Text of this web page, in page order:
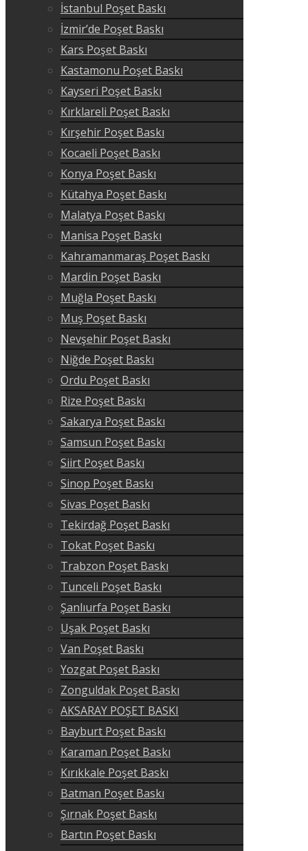
İstanbul Poşet Baskı
İzmir’de Poşet Baskı
Kars Poşet Baskı
Kastamonu Poşet Baskı
Kayseri Poşet Baskı
Kırklareli Poşet Baskı
Kırşehir Poşet Baskı
Kocaeli Poşet Baskı
Konya Poşet Baskı
Kütahya Poşet Baskı
Malatya Poşet Baskı
Manisa Poşet Baskı
Kahramanmaraş Poşet Baskı
Mardin Poşet Baskı
Muğla Poşet Baskı
Muş Poşet Baskı
Nevşehir Poşet Baskı
Niğde Poşet Baskı
Ordu Poşet Baskı
Rize Poşet Baskı
Sakarya Poşet Baskı
Samsun Poşet Baskı
Siirt Poşet Baskı
Sinop Poşet Baskı
Sivas Poşet Baskı
Tekirdağ Poşet Baskı
Tokat Poşet Baskı
Trabzon Poşet Baskı
Tunceli Poşet Baskı
Şanlıurfa Poşet Baskı
Uşak Poşet Baskı
Van Poşet Baskı
Yozgat Poşet Baskı
Zonguldak Poşet Baskı
AKSARAY POŞET BASKI
Bayburt Poşet Baskı
Karaman Poşet Baskı
Kırıkkale Poşet Baskı
Batman Poşet Baskı
Şırnak Poşet Baskı
Bartın Poşet Baskı